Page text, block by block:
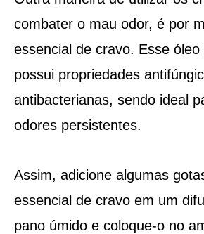
combater o mau odor, é por
essencial de cravo. Esse
possui propriedades
antibacterianas, sendo ideal
odores persistentes.
Assim, adicione algumas
essencial de cravo em um
pano úmido e coloque-o no